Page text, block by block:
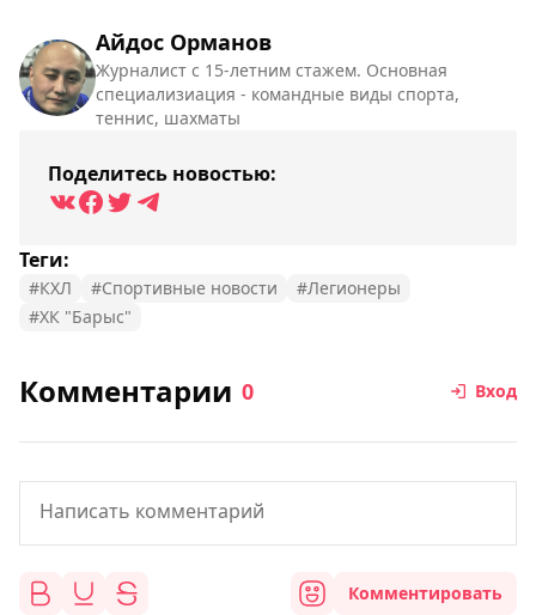
Айдос Орманов
Журналист с 15-летним стажем. Основная
специализиация - командные виды спорта,
теннис, шахматы
Поделитесь новостью:
Теги:
#КХЛ #Спортивные новости
#Легионеры
#ХК "Барыс"
Комментарии 0 Вход
Комментировать